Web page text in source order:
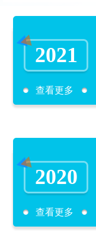
2021
查看更多
2020
查看更多